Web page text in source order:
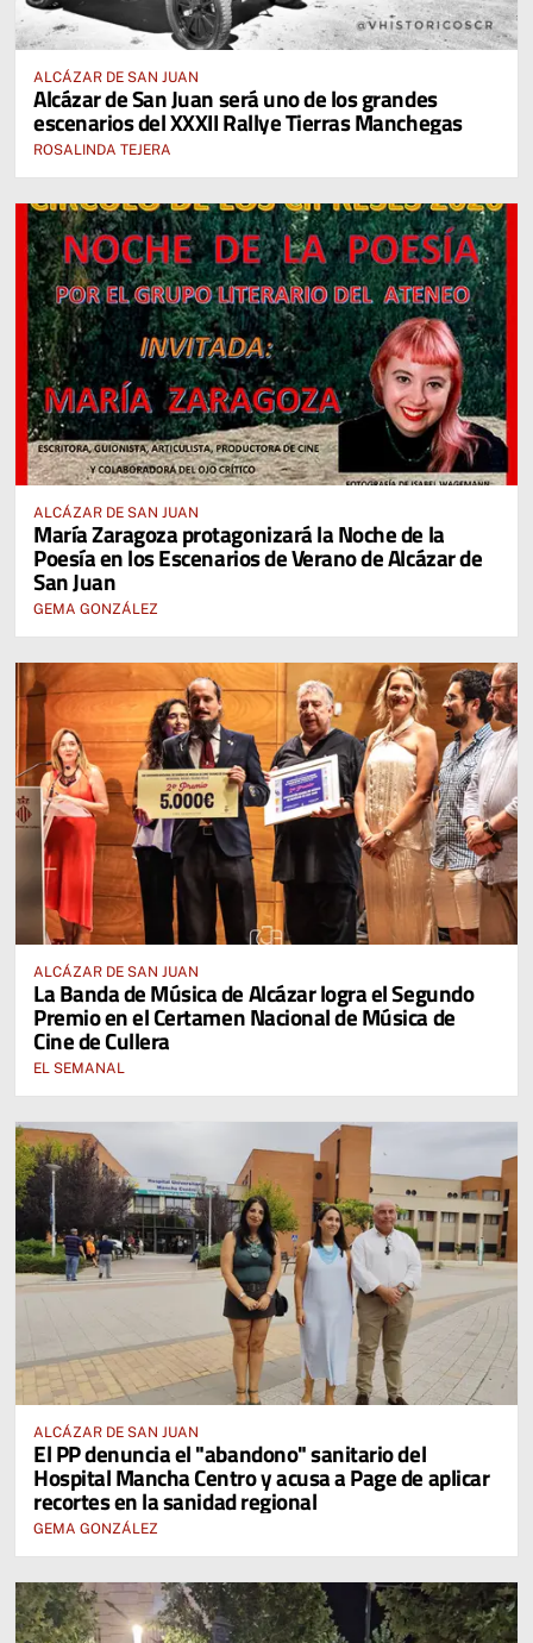
ALCÁZAR DE SAN JUAN
Alcázar de San Juan será uno de los grandes
escenarios del XXXII Rallye Tierras Manchegas
ROSALINDA TEJERA
ALCÁZAR DE SAN JUAN
María Zaragoza protagonizará la Noche de la
Poesía en los Escenarios de Verano de Alcázar de
San Juan
GEMA GONZÁLEZ
ALCÁZAR DE SAN JUAN
La Banda de Música de Alcázar logra el Segundo
Premio en el Certamen Nacional de Música de
Cine de Cullera
EL SEMANAL
ALCÁZAR DE SAN JUAN
El PP denuncia el "abandono" sanitario del
Hospital Mancha Centro y acusa a Page de aplicar
recortes en la sanidad regional
GEMA GONZÁLEZ